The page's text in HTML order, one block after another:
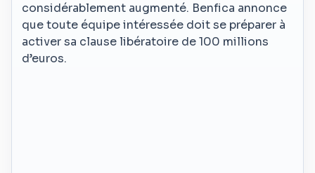
considérablement augmenté. Benfica annonce
que toute équipe intéressée doit se préparer à
activer sa clause libératoire de 100 millions
d’euros.